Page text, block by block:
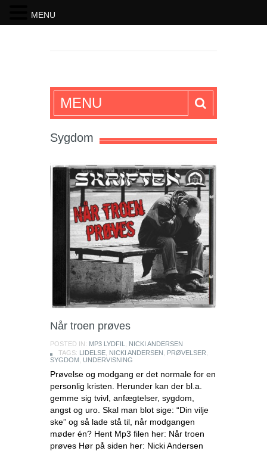
SKRIFTEN
MENU
Sygdom
Når troen prøves
POSTED IN: MP3 LYDFIL
NICKI ANDERSEN
TAGS: LIDELSE NICKI ANDERSEN PRØVELSER
SYGDOM UNDERVISNING
Prøvelse og modgang er det normale for en
personlig kristen. Herunder kan der bl.a.
gemme sig tvivl, anfægtelser, sygdom,
angst og uro. Skal man blot sige: “Din vilje
ske” og så lade stå til, når modgangen
møder én? Hent Mp3 filen her: Når troen
prøves Hør på siden her: Nicki Andersen
MENU